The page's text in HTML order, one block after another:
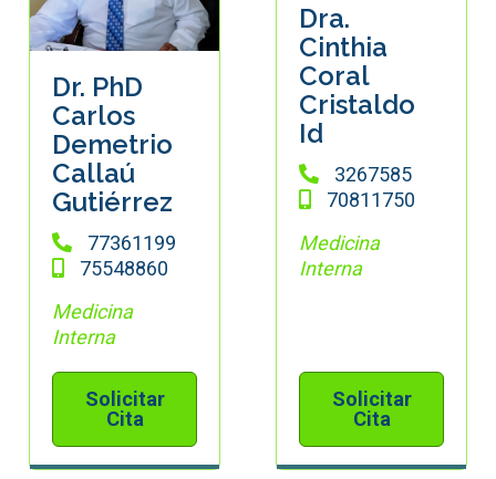
Dr. PhD
Carlos
Demetrio
Callaú
Gutiérrez
77361199
75548860
Medicina
Interna
Solicitar
Cita
Dra.
Cinthia
Coral
Cristaldo
Id
3267585
70811750
Medicina
Interna
Solicitar
Cita